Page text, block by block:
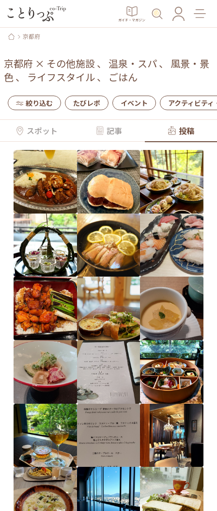
ガイド・マガジン
京都府
京都府 × その他施設、 温泉・スパ、 風景・景
色、 ライフスタイル、 ごはん
絞り込む たびレポ イベント アクティビティ
スポット 記事 投稿